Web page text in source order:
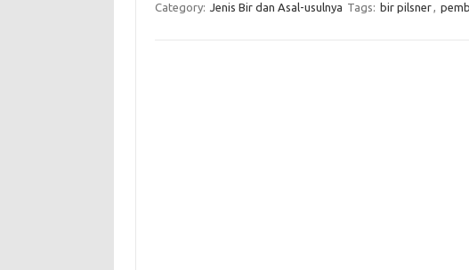
Category: Jenis Bir dan Asal-usulnya Tags: bir pilsner,